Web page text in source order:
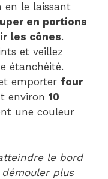
en le laissant
en portions
les cônes.
et veillez
étanchéité.
emporter four
environ 10
une couleur
le bord
plus